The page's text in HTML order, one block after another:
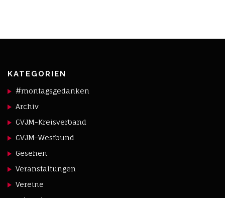
KATEGORIEN
#montagsgedanken
Archiv
CVJM-Kreisverband
CVJM-Westbund
Gesehen
Veranstaltungen
Vereine